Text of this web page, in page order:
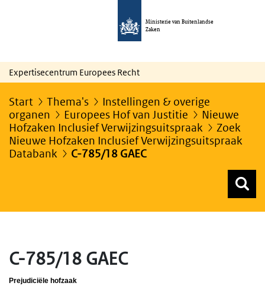
Ministerie van Buitenlandse
Zaken
Expertisecentrum Europees Recht
Start Thema's
Instellingen & overige
organen
Europees Hof van Justitie
Nieuwe
Hofzaken Inclusief Verwijzingsuitspraak
Zoek
Nieuwe Hofzaken Inclusief Verwijzingsuitspraak
Databank
C-785/18 GAEC
C-785/18 GAEC
Prejudiciële hofzaak